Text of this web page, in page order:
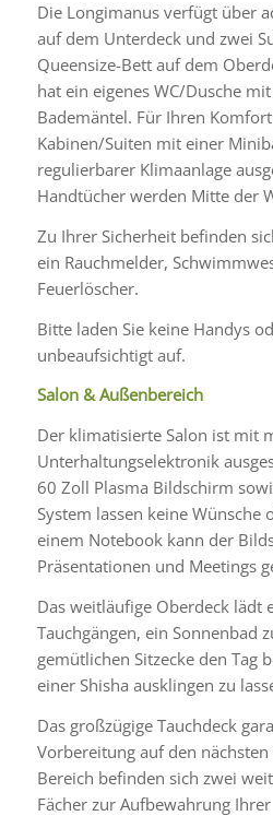
Die Longimanus verfügt über
auf dem Unterdeck und zwei
Queensize-Bett auf dem
hat ein eigenes WC/Dusche
Bademäntel. Für Ihren
Kabinen/Suiten mit einer
regulierbarer Klimaanlage
Handtücher werden Mitte der
Zu Ihrer Sicherheit befinden
ein Rauchmelder,
Feuerlöscher.
Bitte laden Sie keine Handys
unbeaufsichtigt auf.
Salon & Außenbereich
Der klimatisierte Salon ist mit
Unterhaltungselektronik
60 Zoll Plasma Bildschirm
System lassen keine
einem Notebook kann der
Präsentationen und Meetings
Das weitläufige Oberdeck lädt
Tauchgängen, ein Sonnenbad
gemütlichen Sitzecke den Tag
einer Shisha ausklingen zu
Das großzügige Tauchdeck
Vorbereitung auf den
Bereich befinden sich zwei
Fächer zur Aufbewahrung Ihrer